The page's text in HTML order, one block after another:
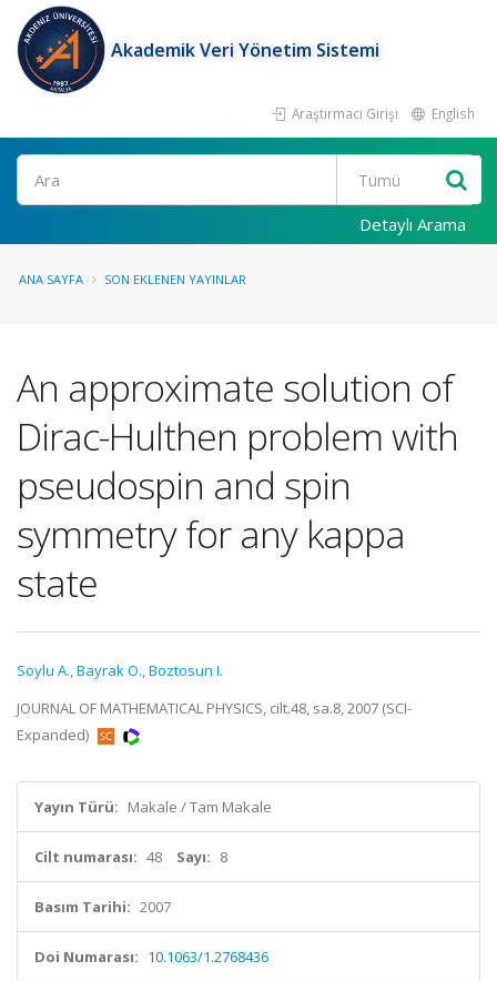
Akademik Veri Yönetim Sistemi
Araştırmacı Girişi English
Ara
Detaylı Arama
ANA SAYFA SON EKLENEN YAYINLAR
An approximate solution of
Dirac-Hulthen problem with
pseudospin and spin
symmetry for any kappa
state
Soylu A.,Bayrak O.,Boztosun I.
JOURNAL OF MATHEMATICAL PHYSICS, cilt.48, sa.8, 2007 (SCI-
Expanded)
Yayın Türü: Makale / Tam Makale
Cilt numarası: 48 Sayı: 8
Basım Tarihi: 2007
Doi Numarası: 10.1063/1.2768436